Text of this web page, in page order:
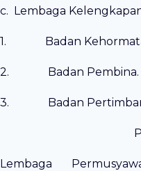
c. Lembaga
1. Badan
2. Badan Pembina.
3. Badan
Lembaga